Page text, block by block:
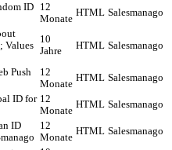
ID
12
Monate
HTML Salesmanago
Values
10
Jahre
HTML Salesmanago
Push
12
Monate
HTML Salesmanago
ID for 12
Monate
HTML Salesmanago
ID
12
Monate
HTML Salesmanago